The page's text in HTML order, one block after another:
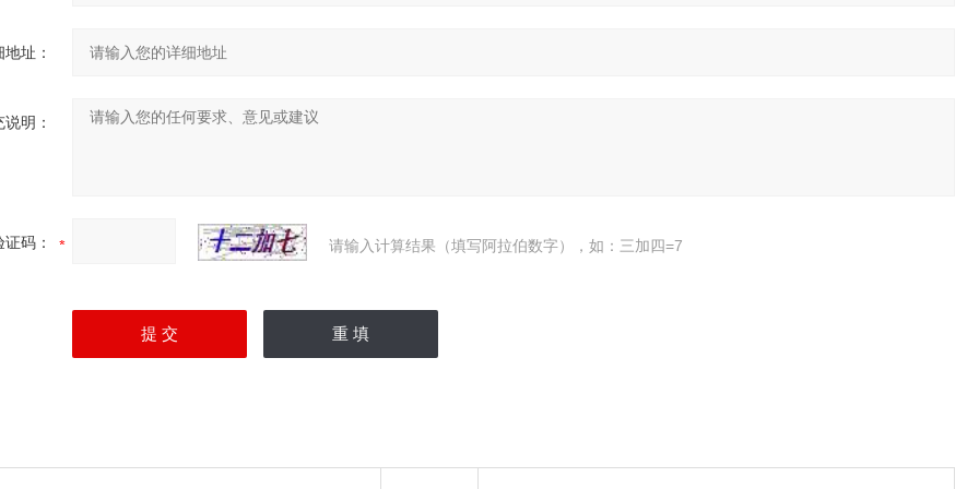
址：
明：
证码： 请输入计算结果（填写阿拉伯数字），如：三加四=7